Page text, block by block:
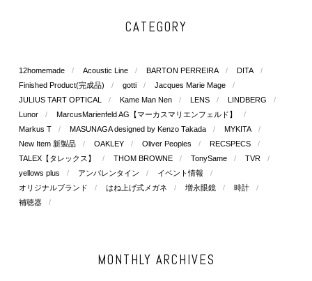
CATEGORY
12homemade Acoustic Line BARTON PERREIRA
DITA
Finished Product(完成品)
gotti
Jacques Marie Mage
JULIUS TART OPTICAL
Kame Man Nen LENS
LINDBERG
Lunor
MarcusMarienfeld AG【マーカスマリエンフェルド】
Markus T
MASUNAGA designed by Kenzo Takada
MYKITA
New Item 新製品
OAKLEY Oliver Peoples
RECSPECS
TALEX【タレックス】
THOM BROWNE TonySame
TVR
yellows plus
アンバレンタイン
イベント情報
オリジナルブランド
はね上げ式メガネ 増永眼鏡
時計
補聴器
MONTHLY ARCHIVES